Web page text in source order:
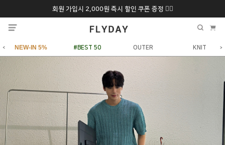
회원 가입시 2,000원 즉시 할인 쿠폰 증정 ❤️‍🔥
추석 특별 할인 10~20% 9/6 화 ~ 9/12월
NEW-IN 5% #BEST 50 OUTER KNIT